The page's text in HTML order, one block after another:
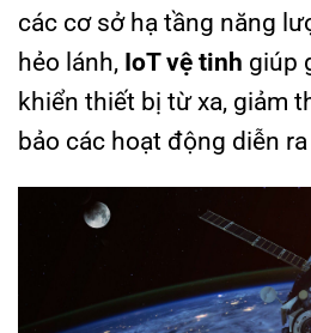
các cơ sở hạ tầng năng
hẻo lánh, IoT vệ tinh giúp
khiển thiết bị từ xa, giảm
bảo các hoạt động diễn